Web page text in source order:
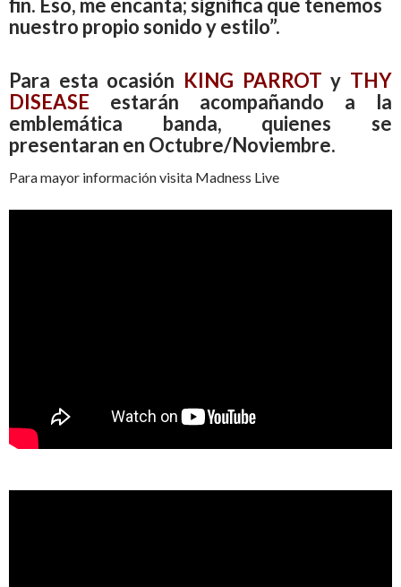
fin. Eso, me encanta; significa que tenemos
nuestro propio sonido y estilo”.
Para esta ocasión KING PARROTy THY
DISEASE estarán acompañando a la
emblemática banda, quienes se
presentaran en Octubre/Noviembre.
Para mayor información visita Madness Live